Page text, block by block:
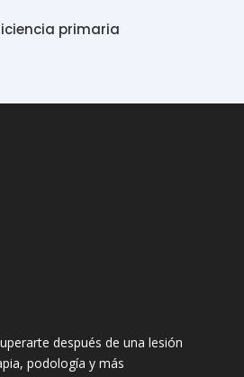
primaria
después de una lesión
podología y más